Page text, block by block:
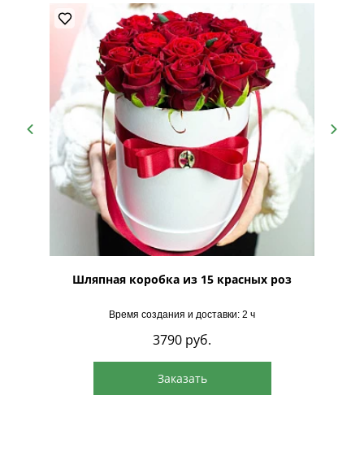
Шляпная коробка из 15 красных роз
Время создания и доставки: 2 ч
3790 руб.
Заказать